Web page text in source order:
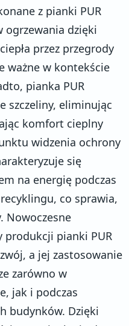
z pianki PUR
ogrzewania dzięki
przez przegrody
ważne w kontekście
pianka PUR
szczeliny, eliminując
komfort cieplny
widzenia ochrony
się
na energię podczas
co sprawia,
Nowoczesne
pianki PUR
a jej zastosowanie
zarówno w
jak i podczas
budynków. Dzięki